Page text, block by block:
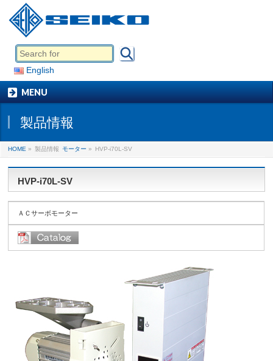
English
MENU
製品情報
HOME » 製品情報 モーター » HVP-i70L-SV
HVP-i70L-SV
ＡＣサーボモーター